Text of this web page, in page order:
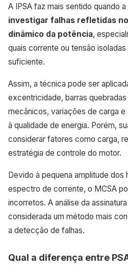
A IPSA faz mais sentido quando
investigar falhas refletidas
dinâmico da potência,
quais corrente ou tensão
suficiente.
Assim, a técnica pode ser
excentricidade, barras
mecânicos, variações de carga
à qualidade de energia. Porém,
considerar fatores como carga,
estratégia de controle do motor.
Devido à pequena amplitude dos
espectro de corrente, o MCSA
incorretos. A análise da
considerada um método mais
a detecção de falhas.
Qual a diferença entre